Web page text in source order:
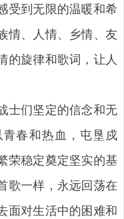
受到无限的温暖和希
情、人情、乡情、友
的旋律和歌词，让人
士们坚定的信念和无
春和热血，屯垦戍
荣稳定奠定坚实的基
歌一样，永远回荡在
面对生活中的困难和